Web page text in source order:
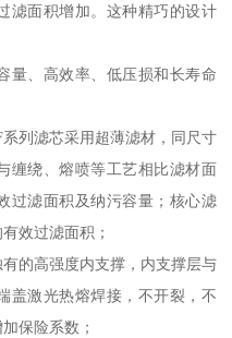
滤面积增加。这种精巧的设计
量、高效率、低压损和长寿命
列滤芯采用超薄滤材，同尺寸
缠绕、熔喷等工艺相比滤材面
过滤面积及纳污容量；核心滤
效过滤面积；
的高强度内支撑，内支撑层与
盖激光热熔焊接，不开裂，不
保险系数；